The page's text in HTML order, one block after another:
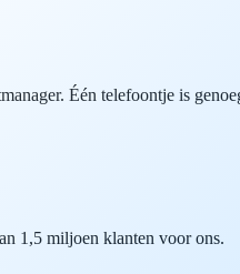
Één telefoontje is
1,5 miljoen klanten voor ons.